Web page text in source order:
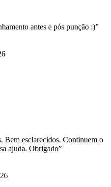
antes e pós punção :)”
Bem esclarecidos. Continuem o
ajuda. Obrigado”